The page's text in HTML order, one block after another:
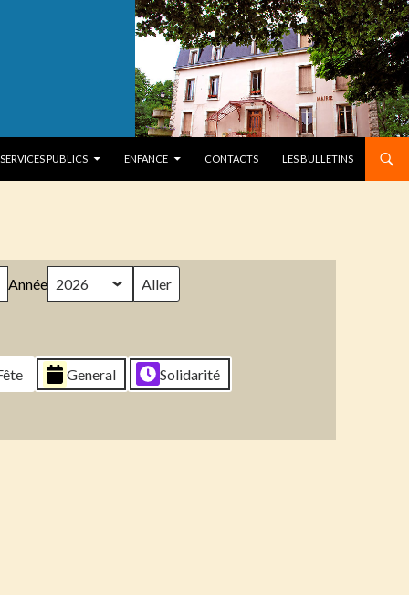
SERVICES PUBLICS ENFANCE CONTACTS LES BULLETINS
Année
General
Solidarité